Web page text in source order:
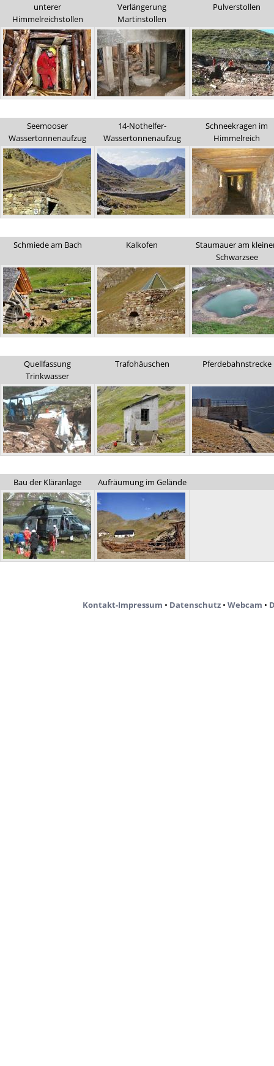
unterer
Himmelreichstollen
Verlängerung
Martinstollen
Pulverstollen
Seemooser
Wassertonnenaufzug
14-Nothelfer-
Wassertonnenaufzug
Schneekragen im
Himmelreich
Schmiede am Bach Kalkofen
Staumauer am
Schwarzsee
Quellfassung
Trinkwasser
Trafohäuschen Pferdebahnstrecke
Bau der Kläranlage Aufräumung im Gelände
Kontakt-Impressum • Datenschutz• Webcam •